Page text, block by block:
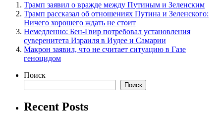
Трамп заявил о вражде между Путиным и Зеленским
Трамп рассказал об отношениях Путина и Зеленского:
Ничего хорошего ждать не стоит
Немедленно: Бен-Гвир потребовал установления
суверенитета Израиля в Иудее и Самарии
Макрон заявил, что не считает ситуацию в Газе
геноцидом
Поиск
Поиск
Recent Posts